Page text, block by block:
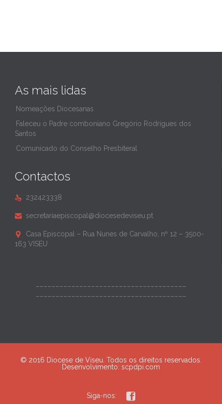
As mais lidas
Nomeações Diocesanas
Faleceu o Padre comboniano Gregório Rodrigues dos
Santos
Comunicado do Conselho Presbiteral
Contactos
 232423338
 secretariaepiscopal@diocesedeviseu.pt

Casa Episcopal – Rua Nunes de Carvalho, nº 12 – 3500-
163 VISEU
© 2016 Diocese de Viseu. Todos os direitos reservados.
Desenvolvimento: scpdpi.com
Siga-nos: 